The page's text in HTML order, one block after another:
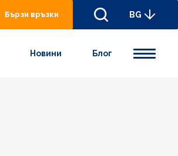
Бързи връзки BG
Новини Блог